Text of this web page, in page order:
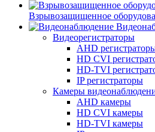
Взрывозащищенное
Видеорегистраторы
AHD
HD CVI
HD-TVI
IP регистраторы
Камеры
AHD камеры
HD CVI камеры
HD-TVI камеры